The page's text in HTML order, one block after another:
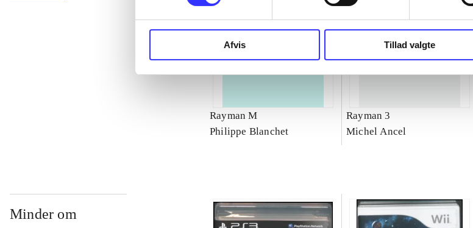
Afvis Tillad valgte
Rayman M
Philippe Blanchet
Rayman 3
Michel Ancel
Minder om